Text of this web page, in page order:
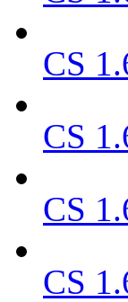
CS
CS
CS
CS